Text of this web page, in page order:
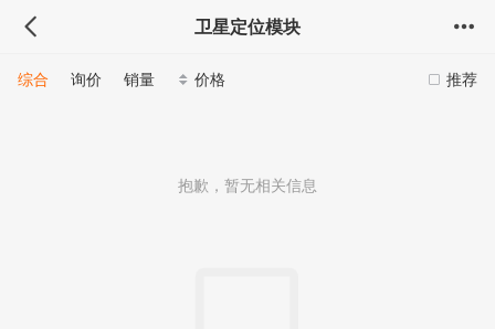
卫星定位模块
推荐
综合 询价 销量 价格
抱歉，暂无相关信息